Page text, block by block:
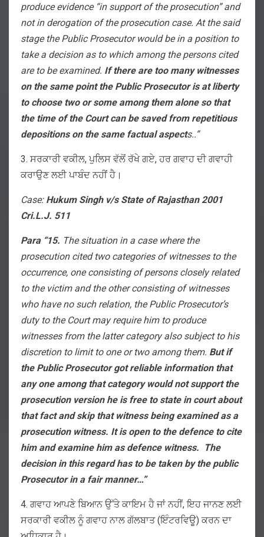
produce evidence “in support of the prosecution” and
not in derogation of the prosecution case. At the said
stage the Public Prosecutor would be in a position to
take a decision as to which among the persons cited
are to be examined. If there are too many witnesses
on the same point the Public Prosecutor is at liberty
to choose two or some among them alone so that
the time of the Court can be saved from repetitious
depositions on the same factual aspects..”
3. ਸਰਕਾਰੀ ਵਕੀਲ, ਪੁਲਿਸ ਵੱਲੋਂ ਰੱਖੇ ਗਏ, ਹਰ ਗਵਾਹ ਦੀ ਗਵਾਹੀ
ਕਰਾਉਣ ਲਈ ਪਾਬੰਦ ਨਹੀਂ ਹੈ।
Case: Hukum Singh v/s State of Rajasthan 2001
Cri.L.J. 511
Para “15. The situation in a case where the
prosecution cited two categories of witnesses to the
occurrence, one consisting of persons closely related
to the victim and the other consisting of witnesses
who have no such relation, the Public Prosecutor’s
duty to the Court may require him to produce
witnesses from the latter category also subject to his
discretion to limit to one or two among them. But if
the Public Prosecutor got reliable information that
any one among that category would not support the
prosecution version he is free to state in court about
that fact and skip that witness being examined as a
prosecution witness. It is open to the defence to cite
him and examine him as defence witness. The
decision in this regard has to be taken by the public
Prosecutor in a fair manner…”
4. ਗਵਾਹ ਆਪਣੇ ਬਿਆਨ ਉੱਤੇ ਕਾਇਮ ਹੈ ਜਾਂ ਨਹੀਂ, ਇਹ ਜਾਨਣ ਲਈ
ਸਰਕਾਰੀ ਵਕੀਲ ਨੂੰ ਗਵਾਹ ਨਾਲ ਗੱਲਬਾਤ (ਇੰਟਰਵਿਊ) ਕਰਨ ਦਾ